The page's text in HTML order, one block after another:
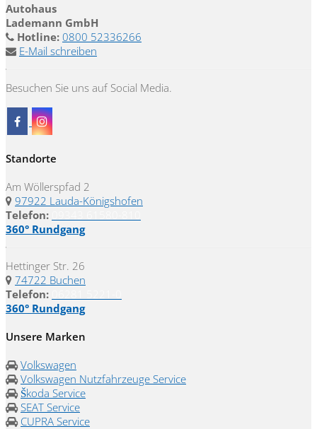
Autohaus
Lademann GmbH
Hotline: 0800 52336266
E-Mail schreiben
Besuchen Sie uns auf Social Media.
Standorte
Am Wöllerspfad 2
97922 Lauda-Königshofen
Telefon:
360° Rundgang
Hettinger Str. 26
74722 Buchen
Telefon:
360° Rundgang
Unsere Marken
Volkswagen
Volkswagen Nutzfahrzeuge Service
Škoda Service
SEAT Service
CUPRA Service